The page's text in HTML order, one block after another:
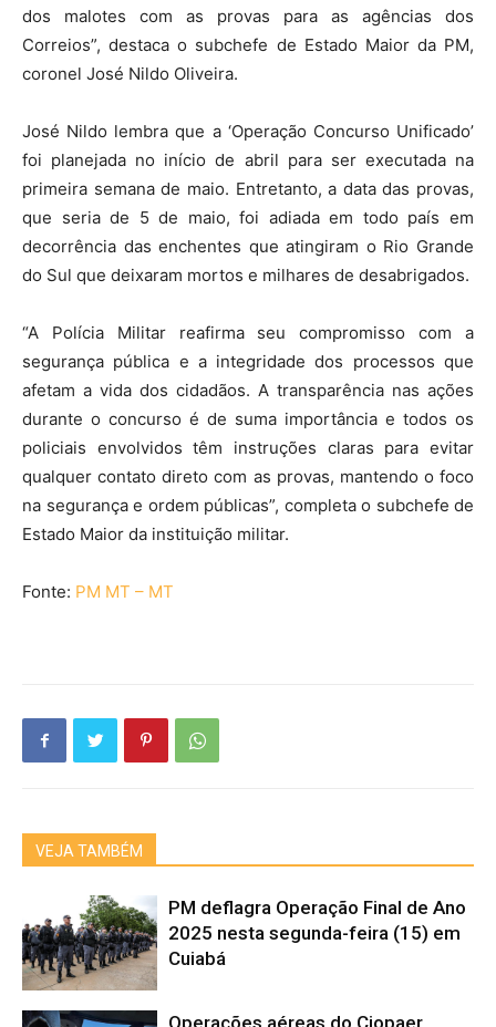
dos malotes com as provas para as agências dos
Correios”, destaca o subchefe de Estado Maior da PM,
coronel José Nildo Oliveira.
José Nildo lembra que a ‘Operação Concurso Unificado’
foi planejada no início de abril para ser executada na
primeira semana de maio. Entretanto, a data das provas,
que seria de 5 de maio, foi adiada em todo país em
decorrência das enchentes que atingiram o Rio Grande
do Sul que deixaram mortos e milhares de desabrigados.
“A Polícia Militar reafirma seu compromisso com a
segurança pública e a integridade dos processos que
afetam a vida dos cidadãos. A transparência nas ações
durante o concurso é de suma importância e todos os
policiais envolvidos têm instruções claras para evitar
qualquer contato direto com as provas, mantendo o foco
na segurança e ordem públicas”, completa o subchefe de
Estado Maior da instituição militar.
Fonte: PM MT – MT
VEJA TAMBÉM
PM deflagra Operação Final de Ano
2025 nesta segunda-feira (15) em
Cuiabá